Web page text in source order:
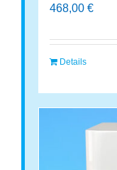
468,00€
Details